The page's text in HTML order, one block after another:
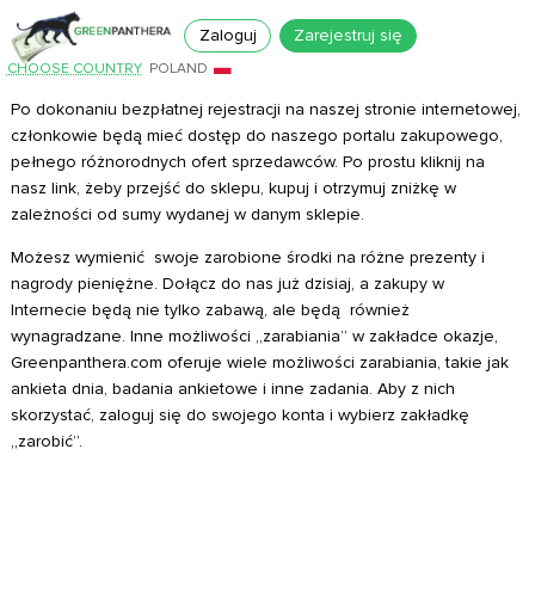
CHOOSE COUNTRY POLAND
Zaloguj Zarejestruj się
Po dokonaniu bezpłatnej rejestracji na naszej stronie internetowej,
członkowie będą mieć dostęp do naszego portalu zakupowego,
pełnego różnorodnych ofert sprzedawców. Po prostu kliknij na
nasz link, żeby przejść do sklepu, kupuj i otrzymuj zniżkę w
zależności od sumy wydanej w danym sklepie.
Możesz wymienić swoje zarobione środki na różne prezenty i
nagrody pieniężne. Dołącz do nas już dzisiaj, a zakupy w
Internecie będą nie tylko zabawą, ale będą również
wynagradzane. Inne możliwości „zarabiania” w zakładce okazje,
Greenpanthera.com oferuje wiele możliwości zarabiania, takie jak
ankieta dnia, badania ankietowe i inne zadania. Aby z nich
skorzystać, zaloguj się do swojego konta i wybierz zakładkę
„zarobić”.